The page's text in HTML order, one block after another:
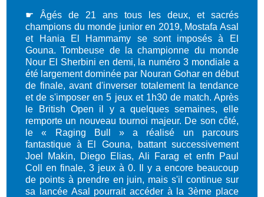
☛ Âgés de 21 ans tous les deux, et sacrés
champions du monde junior en 2019, Mostafa Asal
et Hania El Hammamy se sont imposés à El
Gouna. Tombeuse de la championne du monde
Nour El Sherbini en demi, la numéro 3 mondiale a
été largement dominée par Nouran Gohar en début
de finale, avant d'inverser totalement la tendance
et de s'imposer en 5 jeux et 1h30 de match. Après
le British Open il y a quelques semaines, elle
remporte un nouveau tournoi majeur. De son côté,
le « Raging Bull » a réalisé un parcours
fantastique à El Gouna, battant successivement
Joel Makin, Diego Elias, Ali Farag et enfn Paul
Coll en finale, 3 jeux à 0. Il y a encore beaucoup
de points à prendre en juin, mais s'il continue sur
sa lancée Asal pourrait accéder à la 3ème place